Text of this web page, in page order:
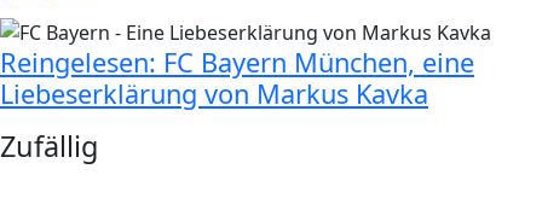
Reingelesen: FC Bayern München, eine
Liebeserklärung von Markus Kavka
Zufällig